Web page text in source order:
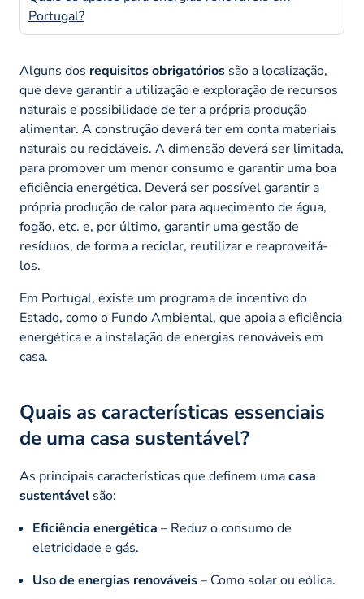
Portugal?
Alguns dos requisitos obrigatórios são a localização,
que deve garantir a utilização e exploração de recursos
naturais e possibilidade de ter a própria produção
alimentar. A construção deverá ter em conta materiais
naturais ou recicláveis. A dimensão deverá ser limitada,
para promover um menor consumo e garantir uma boa
eficiência energética. Deverá ser possível garantir a
própria produção de calor para aquecimento de água,
fogão, etc. e, por último, garantir uma gestão de
resíduos, de forma a reciclar, reutilizar e reaproveitá-
los.
Em Portugal, existe um programa de incentivo do
Estado, como o Fundo Ambiental, que apoia a eficiência
energética e a instalação de energias renováveis em
casa.
Quais as características essenciais
de uma casa sustentável?
As principais características que definem umacasa
sustentável são:
Eficiência energética – Reduz o consumo de
eletricidadee gás.
Uso de energias renováveis– Como solar ou eólica.